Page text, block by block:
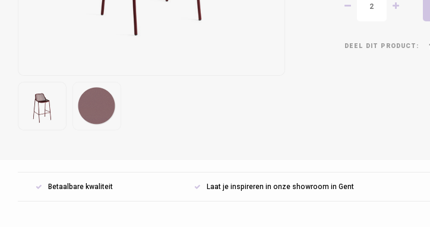
DEEL DIT PRODUCT:
Betaalbare kwaliteit Laat je inspireren in onze showroom in Gent